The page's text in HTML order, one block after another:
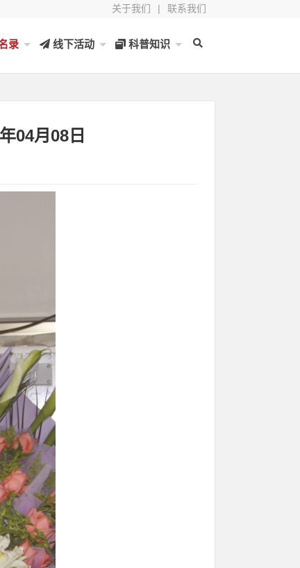
关于我们 | 联系我们
录 线下活动 科普知识
04月08日